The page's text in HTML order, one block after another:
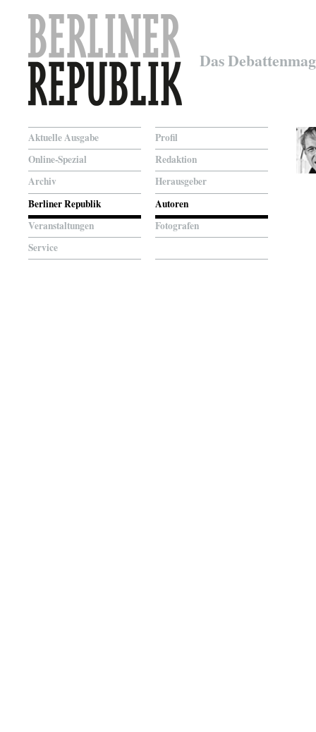
Das
Aktuelle Ausgabe
Online-Spezial
Archiv
Berliner Republik
Veranstaltungen
Service
Profil
Redaktion
Herausgeber
Autoren
Fotografen